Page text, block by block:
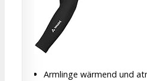
Armlinge wärmend und